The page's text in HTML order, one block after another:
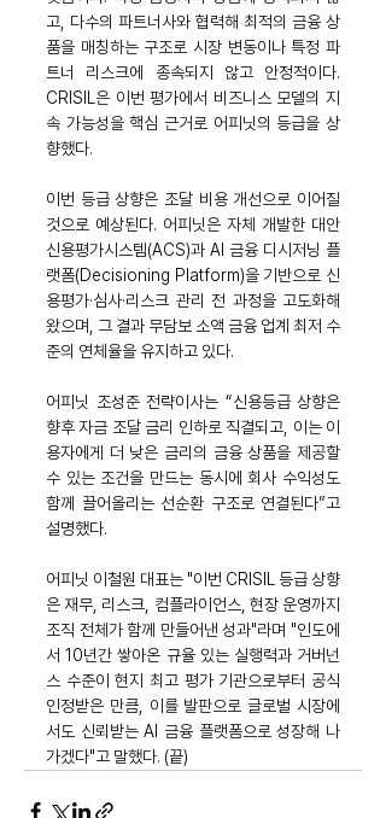
고, 다수의 파트너사와 협력해 최적의 금융 상
품을 매칭하는 구조로 시장 변동이나 특정 파
트너 리스크에 종속되지 않고 안정적이다.
CRISIL은 이번 평가에서 비즈니스 모델의 지
속 가능성을 핵심 근거로 어피닛의 등급을 상
향했다.
이번 등급 상향은 조달 비용 개선으로 이어질
것으로 예상된다. 어피닛은 자체 개발한 대안
신용평가시스템(ACS)과 AI 금융 디시저닝 플
랫폼(Decisioning Platform)을 기반으로 신
용평가·심사·리스크 관리 전 과정을 고도화해
왔으며, 그 결과 무담보 소액 금융 업계 최저 수
준의 연체율을 유지하고 있다.
어피닛 조성준 전략이사는 “신용등급 상향은
향후 자금 조달 금리 인하로 직결되고, 이는 이
용자에게 더 낮은 금리의 금융 상품을 제공할
수 있는 조건을 만드는 동시에 회사 수익성도
함께 끌어올리는 선순환 구조로 연결된다”고
설명했다.
어피닛 이철원 대표는 "이번 CRISIL 등급 상향
은 재무, 리스크, 컴플라이언스, 현장 운영까지
조직 전체가 함께 만들어낸 성과"라며 "인도에
서 10년간 쌓아온 규율 있는 실행력과 거버넌
스 수준이 현지 최고 평가 기관으로부터 공식
인정받은 만큼, 이를 발판으로 글로벌 시장에
서도 신뢰받는 AI 금융 플랫폼으로 성장해 나
가겠다"고 말했다. (끝)